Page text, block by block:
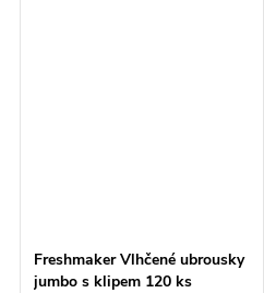
Freshmaker Vlhčené ubrousky
jumbo s klipem 120 ks